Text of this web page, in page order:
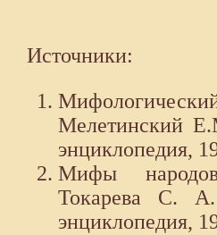
Источники:
Мелетинский
энциклопедия,
Мифы
Токарева С.
энциклопедия,